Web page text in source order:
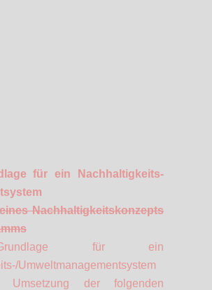
für ein Nachhaltigkeits-
Nachhaltigkeitskonzepts
für ein
Umweltmanagementsystem
der folgenden